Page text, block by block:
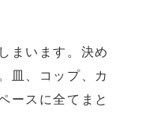
まいます。決め
皿、コップ、カ
ースに全てまと